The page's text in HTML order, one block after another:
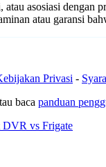
asosiasi dengan
atau garansi
Privasi -
baca panduan
DVR vs Frigate